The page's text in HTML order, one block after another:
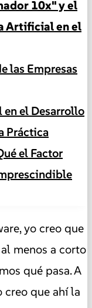
10x" y el
Artificial en el
las Empresas
en el Desarrollo
Práctica
el Factor
yo creo que
menos a corto
qué pasa. A
creo que ahí la